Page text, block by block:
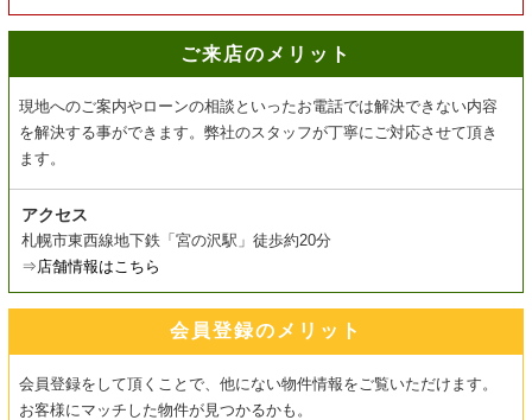
ご来店のメリット
現地へのご案内やローンの相談といったお電話では解決できない内容
を解決する事ができます。弊社のスタッフが丁寧にご対応させて頂き
ます。
アクセス
札幌市東西線地下鉄「宮の沢駅」徒歩約20分
⇒ 店舗情報はこちら
会員登録のメリット
会員登録をして頂くことで、他にない物件情報をご覧いただけます。
お客様にマッチした物件が見つかるかも。